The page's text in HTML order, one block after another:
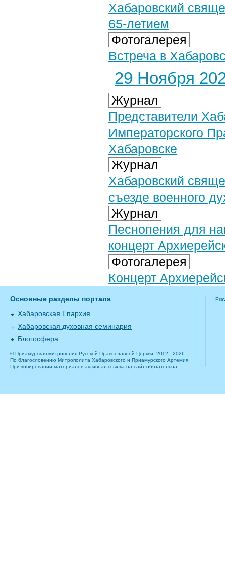
Хабаровский
65-летием
Фотогалерея
Встреча в
29 Ноября
Журнал
Представители
Императорского
Хабаровске
Журнал
Хабаровский
съезде военного
Журнал
Песнопения для
концерт
Фотогалерея
Концерт
Основные разделы портала
Хабаровская Епархия
Хабаровская духовная семинария
Блогосфера
© Приамурская митрополия Русской Православной Церкви, 2012 - 2026
По благословению Митрополита Хабаровского и Приамурского Артемия.
При копировании материалов активная ссылка на сайт обязательна.